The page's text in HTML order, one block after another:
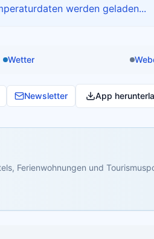
werden geladen...
Wetter
Newsletter App
Ferienwohnungen und